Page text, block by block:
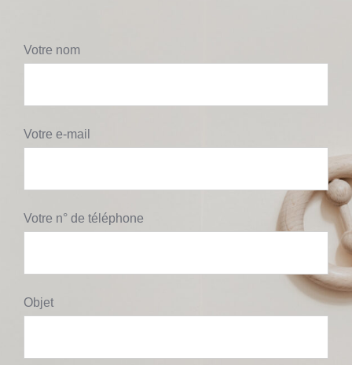
Votre nom
Votre e-mail
Votre n° de téléphone
Objet